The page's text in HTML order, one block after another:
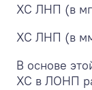
ХС ЛНП (в
ХС ЛНП (в
В основе
ХС в ЛОНП